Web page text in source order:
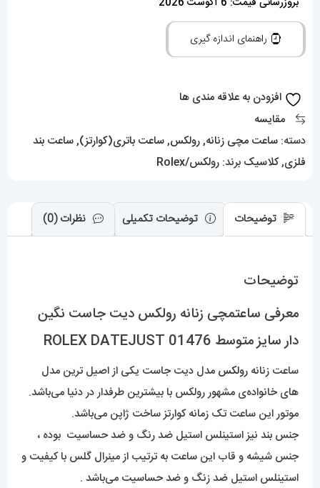
دیت
جاست
سایز
ROLEX
عدد
راهنمای اندازه گیری
افزودن به علاقه مندی ها
مقایسه
دسته: ساعت مچی زنانه,رولکس,ساعت باتری(کوارتز),ساعت بند
فلزی,کلاسیک برند: رولکس/Rolex
توضیحات توضیحات تکمیلی نظرات (0)
توضیحات
معرفی ساعتمچی زنانه رولکس دیت جاست نگین
دار سایز متوسط 01476 ROLEX DATEJUST
ساعت زنانه رولکس مدل دیت جاست یکی از اصیل ترین مدل
های خانواده‌ی مشهور رولکس با بیشترین طرفدار در دنیا می‌باشد.
موتور این ساعت تک زمانه کوارتز ساخت ژاپن می‌باشد.
جنس بند نیز استینلس استیل ضد رنگ و ضد حساسیت بوده ،
جنس شیشه و قاب این ساعت به ترتیب از مینرال گلس با کیفیت و
استینلس استیل ضد زنگ و ضد حساسیت می‌باشد .